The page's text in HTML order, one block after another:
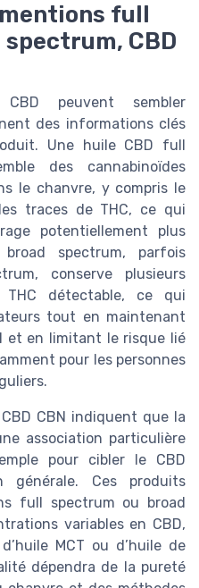
full
CBD
peuvent sembler
des informations clés
Une huile CBD full
des cannabinoïdes
le chanvre, y compris le
traces de THC, ce qui
potentiellement plus
spectrum, parfois
conserve plusieurs
THC détectable, ce qui
tout en maintenant
et en limitant le risque lié
pour les personnes
CBN indiquent que la
association particulière
pour cibler le CBD
générale. Ces produits
full spectrum ou broad
variables en CBD,
MCT ou d’huile de
dépendra de la pureté